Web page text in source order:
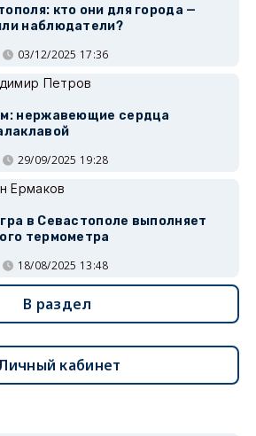
кто они для города —
наблюдатели?
03/12/2025 17:36
Петров
нержавеющие сердца
29/09/2025 19:28
Ермаков
в Севастополе выполняет
термометра
18/08/2025 13:48
В раздел
кабинет